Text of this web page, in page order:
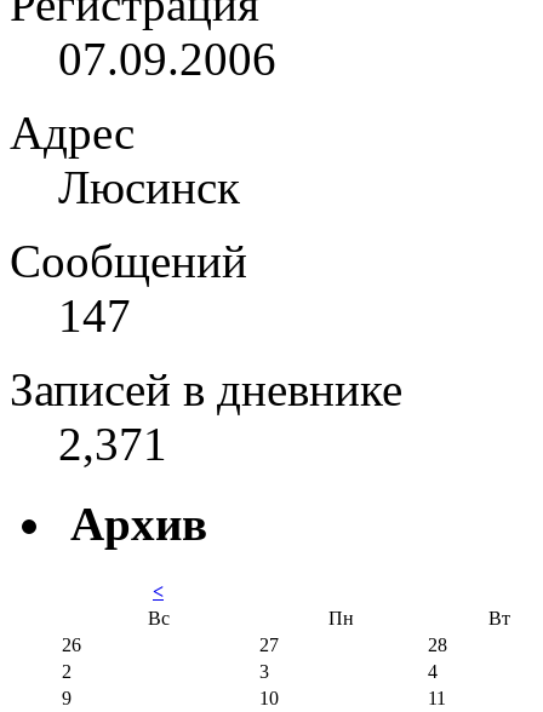
07.09.2006
Адрес
Люсинск
Сообщений
147
Записей в дневнике
2,371
Архив
<
Вс
Пн
Вт
26
27
28
2
3
4
9
10
11